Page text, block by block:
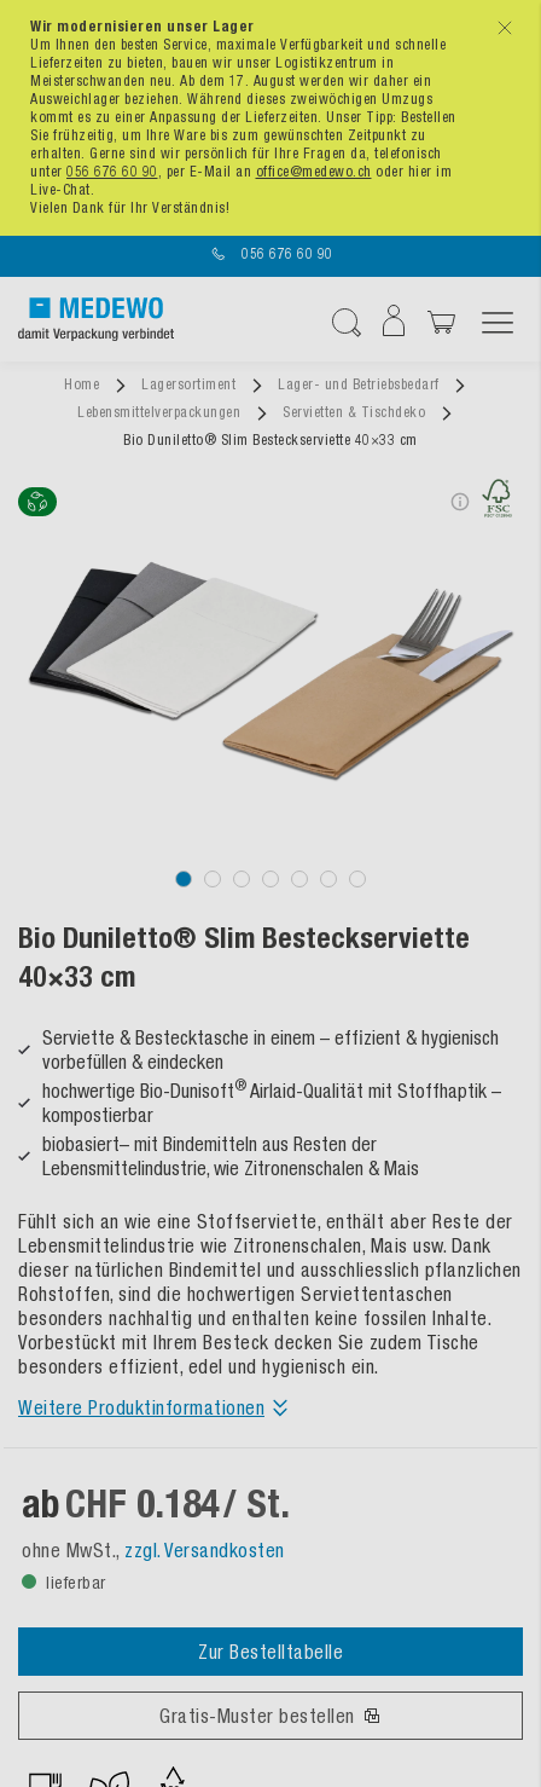
x
Wir modernisieren unser Lager
Um Ihnen den besten Service, maximale Verfügbarkeit und schnelle
Lieferzeiten zu bieten, bauen wir unser Logistikzentrum in
Meisterschwanden neu. Ab dem 17. August werden wir daher ein
Ausweichlager beziehen. Während dieses zweiwöchigen Umzugs
kommt es zu einer Anpassung der Lieferzeiten. Unser Tipp: Bestellen
Sie frühzeitig, um Ihre Ware bis zum gewünschten Zeitpunkt zu
erhalten. Gerne sind wir persönlich für Ihre Fragen da, telefonisch
unter 056 676 60 90 , per E-Mail an office@medewo.ch oder hier im
Live-Chat.
Vielen Dank für Ihr Verständnis!
056 676 60 90
Home Lagersortiment
Lager- und Betriebsbedarf
Lebensmittelverpackungen
Servietten & Tischdeko
Bio Duniletto® Slim Besteckserviette 40×33 cm
Bio Duniletto® Slim Besteckserviette
40×33 cm
Serviette & Bestecktasche in einem – effizient & hygienisch
vorbefüllen & eindecken
hochwertige Bio-Dunisoft® Airlaid-Qualität mit Stoffhaptik –
kompostierbar
biobasiert– mit Bindemitteln aus Resten der
Lebensmittelindustrie, wie Zitronenschalen & Mais
Fühlt sich an wie eine Stoffserviette, enthält aber Reste der
Lebensmittelindustrie wie Zitronenschalen, Mais usw. Dank
dieser natürlichen Bindemittel und ausschliesslich pflanzlichen
Rohstoffen, sind die hochwertigen Serviettentaschen
besonders nachhaltig und enthalten keine fossilen Inhalte.
Vorbestückt mit Ihrem Besteck decken Sie zudem Tische
besonders effizient, edel und hygienisch ein.
Weitere Produktinformationen
abCHF 0.184/ St.
ohne MwSt., zzgl. Versandkosten
lieferbar
Zur Bestelltabelle
Gratis-Muster bestellen